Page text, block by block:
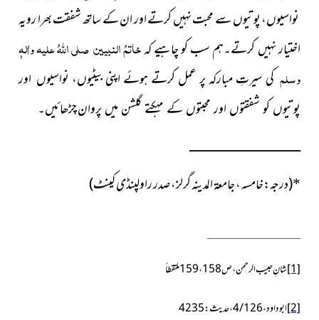
نواسیوں، پوتیوں سے محبت نہیں کرتے اور ان کے ساتھ شفقت بھرا رویہ
اختیار نہیں کرتے۔ہم سب کو چاہیے کہخاتمُ النبیینصلی اللہُ علیہ واٰلہٖ
وسلم کی سیرتِ مبارکہ پر عمل کرتے ہوئے اپنی بیٹیوں، نواسیوں اور
پوتیوں کو شفقتوں اور محبتوں کے مہکتے گلشن میں پروانچڑھائیں۔
ــــــــــــــــــــــــــــــــــــــــــــــــــــــــــــــــــــــــــــــ
*(درجہ:خامسہ ، جامعۃ المدینہ گرلز، صدر راولپنڈی کینٹ)
[1]شانِ حبیب الرحمن،ص159،158ملتقطاً
[2]ابو داود، 4/126 ، حدیث:4235